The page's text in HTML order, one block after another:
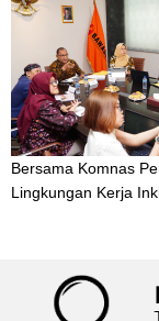
Bersama Komnas
Lingkungan Kerja